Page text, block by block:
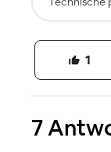
1
7